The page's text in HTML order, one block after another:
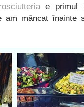
e primul
am mâncat înainte